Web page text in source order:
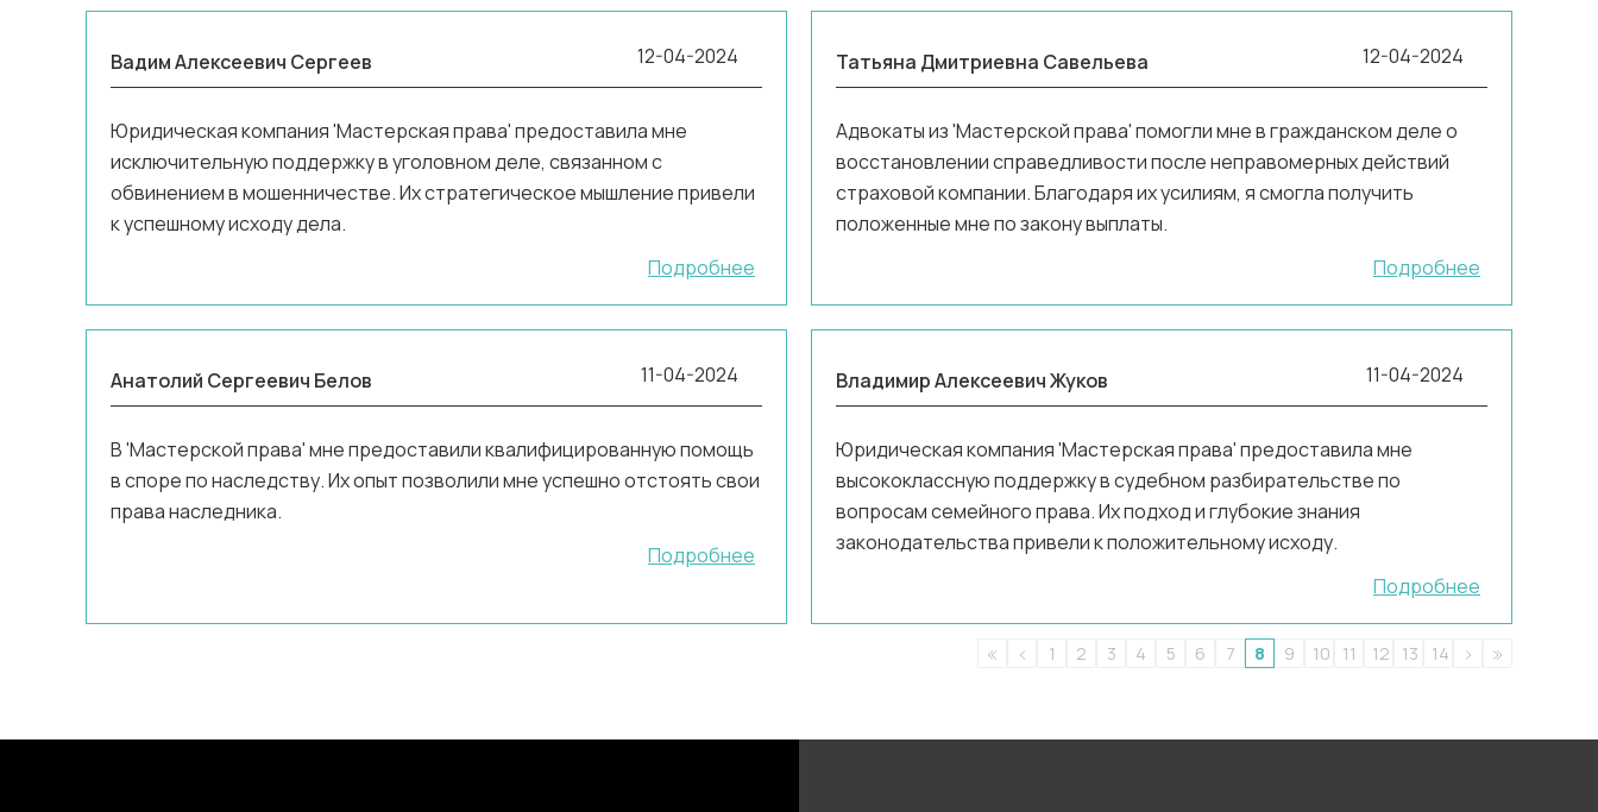
Вадим Алексеевич Сергеев 12-04-2024
Юридическая компания 'Мастерская права' предоставила мне
исключительную поддержку в уголовном деле, связанном с
обвинением в мошенничестве. Их стратегическое мышление привели
к успешному исходу дела.
Подробнее
Татьяна Дмитриевна Савельева 12-04-2024
Адвокаты из 'Мастерской права' помогли мне в гражданском деле о
восстановлении справедливости после неправомерных действий
страховой компании. Благодаря их усилиям, я смогла получить
положенные мне по закону выплаты.
Подробнее
Анатолий Сергеевич Белов 11-04-2024
В 'Мастерской права' мне предоставили квалифицированную помощь
в споре по наследству. Их опыт позволили мне успешно отстоять свои
права наследника.
Подробнее
Владимир Алексеевич Жуков 11-04-2024
Юридическая компания 'Мастерская права' предоставила мне
высококлассную поддержку в судебном разбирательстве по
вопросам семейного права. Их подход и глубокие знания
законодательства привели к положительному исходу.
Подробнее
1 2 3 4 5 6 7 8 9 10 11 12 13 14